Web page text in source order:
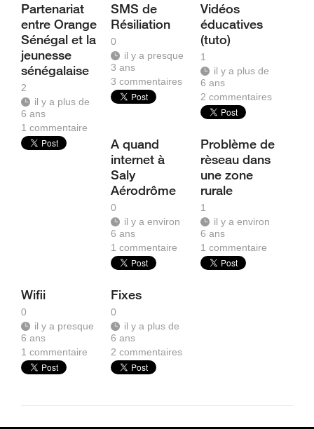
Partenariat
entre Orange
Sénégal et la
jeunesse
sénégalaise
2
il y a plus de
6 ans
1 commentaire
SMS de
Résiliation
0
il y a presque
3 ans
3commentaires
Vidéos
éducatives
(tuto)
1
il y a plus de
6 ans
2commentaires
A quand
internet à
Saly
Aérodrôme
0
il y a environ
6 ans
1commentaire
Problème de
rèseau dans
une zone
rurale
1
il y a environ
6 ans
1commentaire
Wifii
0
il y a presque
6 ans
1 commentaire
Fixes
0
il y a plus de
6 ans
2commentaires